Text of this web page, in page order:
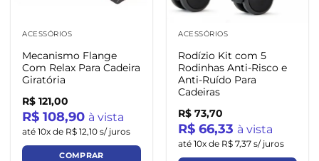
ACESSÓRIOS
Mecanismo Flange
Com Relax Para Cadeira
Giratória
R$ 121,00
R$ 108,90 à vista
até 10x de R$ 12,10 s/ juros
COMPRAR
ACESSÓRIOS
Rodízio Kit com 5
Rodinhas Anti-Risco e
Anti-Ruído Para
Cadeiras
R$ 73,70
R$ 66,33 à vista
até 10x de R$ 7,37 s/ juros